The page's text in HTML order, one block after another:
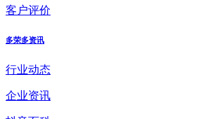
客户评价
多荣多资讯
行业动态
企业资讯